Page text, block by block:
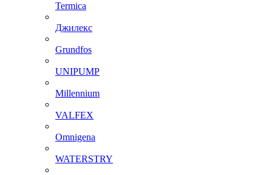
Termica
Джилекс
Grundfos
UNIPUMP
Millennium
VALFEX
Omnigena
WATERSTRY